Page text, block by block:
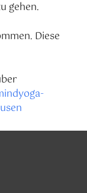
gehen.
Diese